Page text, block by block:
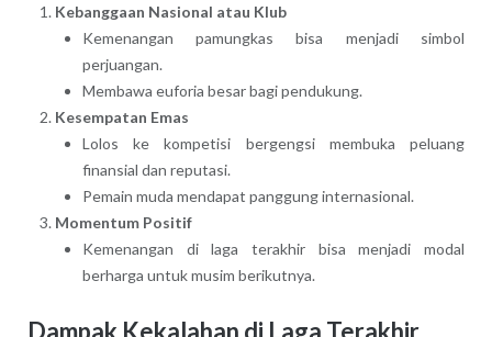
Kebanggaan Nasional atau Klub
Kemenangan pamungkas bisa menjadi simbol
perjuangan.
Membawa euforia besar bagi pendukung.
Kesempatan Emas
Lolos ke kompetisi bergengsi membuka peluang
finansial dan reputasi.
Pemain muda mendapat panggung internasional.
Momentum Positif
Kemenangan di laga terakhir bisa menjadi modal
berharga untuk musim berikutnya.
Dampak Kekalahan di Laga Terakhir